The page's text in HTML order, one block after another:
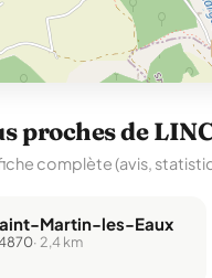
proches de
complète (avis,
Martin-les-Eaux
· 2,4 km